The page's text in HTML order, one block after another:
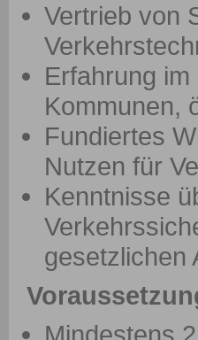
Vertrieb von
Erfahrung
Kommunen,
Fundiertes
Nutzen für
Kenntnisse
gesetzlichen